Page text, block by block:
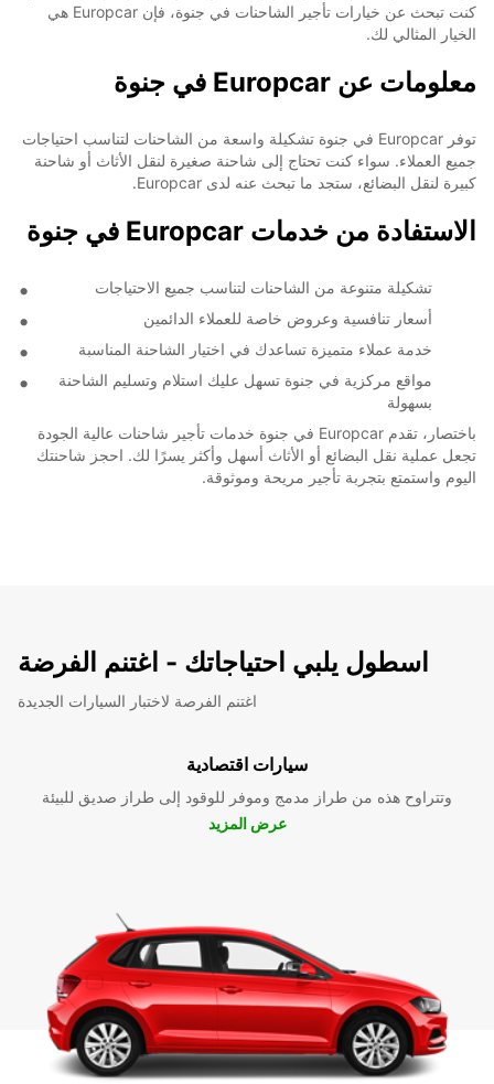
كنت تبحث عن خيارات تأجير الشاحنات في جنوة، فإن Europcar هي
الخيار المثالي لك.
معلومات عن Europcar في جنوة
توفر Europcar في جنوة تشكيلة واسعة من الشاحنات لتناسب احتياجات
جميع العملاء. سواء كنت تحتاج إلى شاحنة صغيرة لنقل الأثاث أو شاحنة
كبيرة لنقل البضائع، ستجد ما تبحث عنه لدى Europcar.
الاستفادة من خدمات Europcar في جنوة
تشكيلة متنوعة من الشاحنات لتناسب جميع الاحتياجات
أسعار تنافسية وعروض خاصة للعملاء الدائمين
خدمة عملاء متميزة تساعدك في اختيار الشاحنة المناسبة
مواقع مركزية في جنوة تسهل عليك استلام وتسليم الشاحنة
بسهولة
باختصار، تقدم Europcar في جنوة خدمات تأجير شاحنات عالية الجودة
تجعل عملية نقل البضائع أو الأثاث أسهل وأكثر يسرًا لك. احجز شاحنتك
اليوم واستمتع بتجربة تأجير مريحة وموثوقة.
اسطول يلبي احتياجاتك - اغتنم الفرضة
اغتنم الفرصة لاختبار السيارات الجديدة
سيارات اقتصادية
وتتراوح هذه من طراز مدمج وموفر للوقود إلى طراز صديق للبيئة
عرض المزيد